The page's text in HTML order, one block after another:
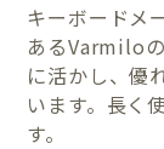
キーボードメ
あるVarmilo
に活かし、優
います。長く
す。